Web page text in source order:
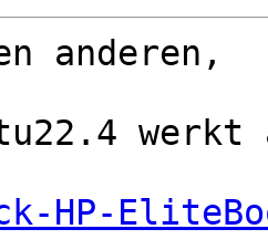
anderen,
HP-